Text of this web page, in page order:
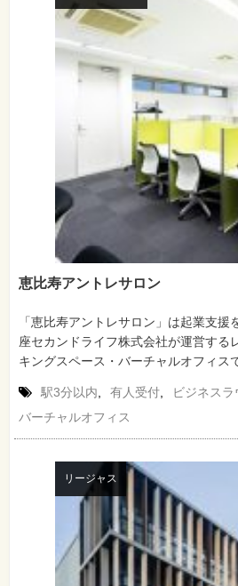
恵比寿アントレサロン
「恵比寿アントレサロン」は起業支
座セカンドライフ株式会社が運営する
キングスペース・バーチャルオフィス
駅3分以内 有人受付 ビジネス
バーチャルオフィス
リージャス